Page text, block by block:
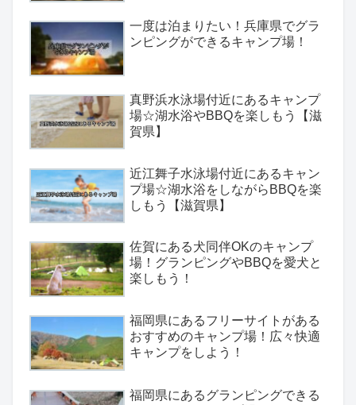
一度は泊まりたい！兵庫県でグラ
ンピングができるキャンプ場！
真野浜水泳場付近にあるキャンプ
場☆湖水浴やBBQを楽しもう【滋
賀県】
近江舞子水泳場付近にあるキャン
プ場☆湖水浴をしながらBBQを楽
しもう【滋賀県】
佐賀にある犬同伴OKのキャンプ
場！グランピングやBBQを愛犬と
楽しもう！
福岡県にあるフリーサイトがある
おすすめのキャンプ場！広々快適
キャンプをしよう！
福岡県にあるグランピングできる